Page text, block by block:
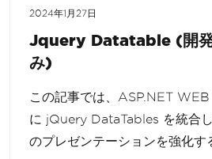
2024年1月27日
Jquery Datatable (開発
み)
この記事では、ASP.NET
に jQuery DataTables を統合
のプレゼンテーションを強化す